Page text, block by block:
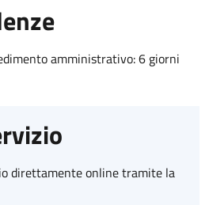
amministrativo: 6 giorni
direttamente online tramite la